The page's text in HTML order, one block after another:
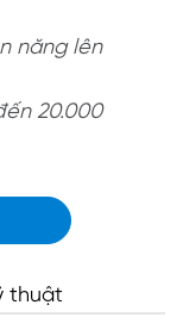
năng lên
20.000
thuật